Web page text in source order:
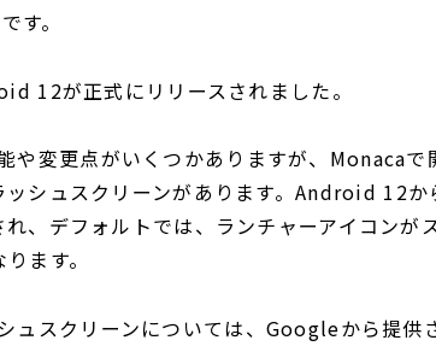
す。
12が正式にリリースされました。
変更点がいくつかありますが、Monacaで
ッシュスクリーンがあります。Android 12か
、デフォルトでは、ランチャーアイコンが
ます。
スクリーンについては、Googleから提供